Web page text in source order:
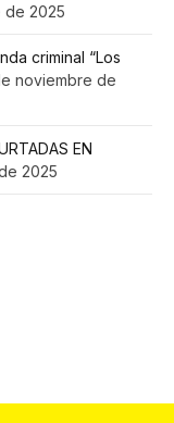
de 2025
criminal “Los
noviembre de
EN
2025